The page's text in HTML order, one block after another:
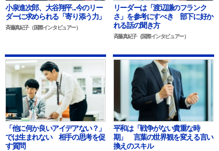
小泉進次郎、大谷翔平...今のリー
ダーに求められる「寄り添う力」
斉藤真紀子（国際インタビュアー）
リーダーは「渡辺謙のフランク
さ」を参考にすべき 部下に好か
れる話の聞き方
斉藤真紀子（国際インタビュアー）
「他に何か良いアイデアない？」
では生まれない 相手の思考を促
す質問
平和は「戦争がない貴重な時
期」 言葉の世界観を変える言い
換えのスキル